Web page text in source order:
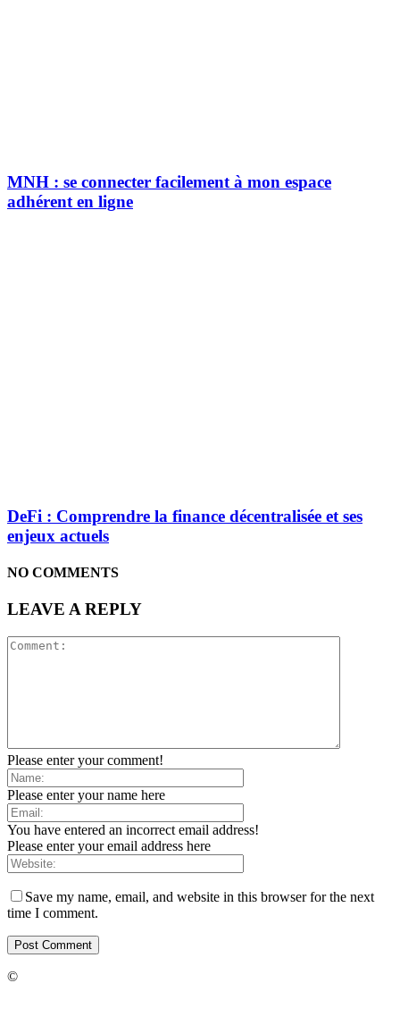
MNH : se connecter facilement à mon espace
adhérent en ligne
DeFi : Comprendre la finance décentralisée et ses
enjeux actuels
NO COMMENTS
LEAVE A REPLY
Please enter your comment!
Please enter your name here
You have entered an incorrect email address!
Please enter your email address here
Save my name, email, and website in this browser for the next
time I comment.
©